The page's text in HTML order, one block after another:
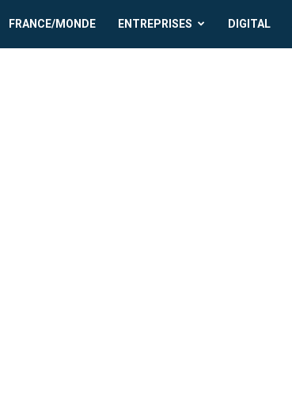
FRANCE/MONDE ENTREPRISES DIGITAL